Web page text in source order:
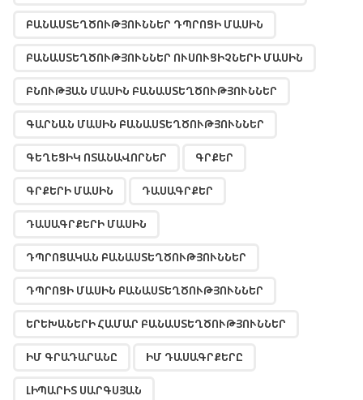
ԲԱՆԱՍՏԵՂԾՈՒԹՅՈՒՆՆԵՐ ԴՊՐՈՑԻ ՄԱՍԻՆ
ԲԱՆԱՍՏԵՂԾՈՒԹՅՈՒՆՆԵՐ ՈՒՍՈՒՑԻՉՆԵՐԻ ՄԱՍԻՆ
ԲՆՈՒԹՅԱՆ ՄԱՍԻՆ ԲԱՆԱՍՏԵՂԾՈՒԹՅՈՒՆՆԵՐ
ԳԱՐՆԱՆ ՄԱՍԻՆ ԲԱՆԱՍՏԵՂԾՈՒԹՅՈՒՆՆԵՐ
ԳԵՂԵՑԻԿ ՈՏԱՆԱՎՈՐՆԵՐ ԳՐՔԵՐ
ԳՐՔԵՐԻ ՄԱՍԻՆ ԴԱՍԱԳՐՔԵՐ
ԴԱՍԱԳՐՔԵՐԻ ՄԱՍԻՆ
ԴՊՐՈՑԱԿԱՆ ԲԱՆԱՍՏԵՂԾՈՒԹՅՈՒՆՆԵՐ
ԴՊՐՈՑԻ ՄԱՍԻՆ ԲԱՆԱՍՏԵՂԾՈՒԹՅՈՒՆՆԵՐ
ԵՐԵԽԱՆԵՐԻ ՀԱՄԱՐ ԲԱՆԱՍՏԵՂԾՈՒԹՅՈՒՆՆԵՐ
ԻՄ ԳՐԱԴԱՐԱՆԸ ԻՄ ԴԱՍԱԳՐՔԵՐԸ
ԼԻՊԱՐԻՏ ՍԱՐԳՍՅԱՆ